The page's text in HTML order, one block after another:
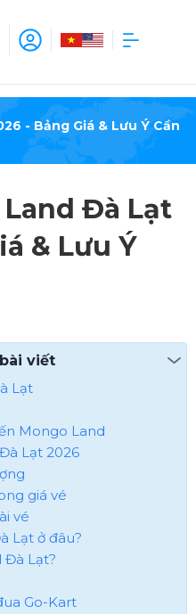
- Bảng Giá & Lưu Ý Cần
Land Đà Lạt
& Lưu Ý
viết
Lạt
Mongo Land
Lạt 2026
giá vé
vé
Lạt ở đâu?
Đà Lạt?
Go-Kart